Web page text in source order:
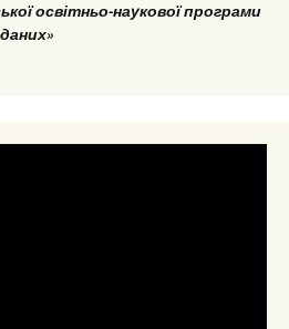
освітньо-наукової програми